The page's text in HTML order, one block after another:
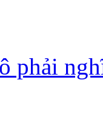
phải